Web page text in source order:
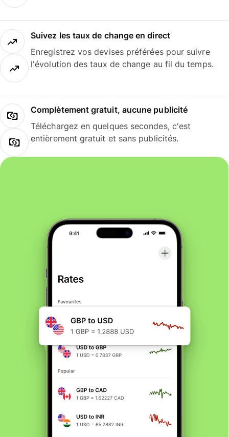
Suivez les taux de change en direct
Enregistrez vos devises préférées pour suivre
l'évolution des taux de change au fil du temps.
Complètement gratuit, aucune publicité
Téléchargez en quelques secondes, c'est
entièrement gratuit et sans publicités.